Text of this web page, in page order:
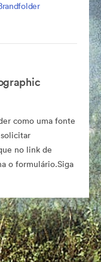
como uma fonte
no link de
o formulário.Siga